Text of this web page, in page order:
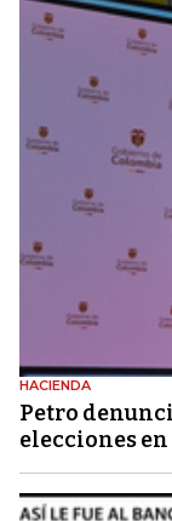
HACIENDA
Petro
elecciones